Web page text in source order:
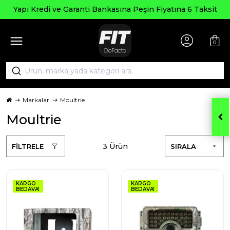
Yapı Kredi ve Garanti Bankasına Peşin Fiyatına 6 Taksit
0
Markalar Moultrie
Moultrie
FİLTRELE SIRALA
3 Ürün
KARGO
BEDAVA!
KARGO
BEDAVA!